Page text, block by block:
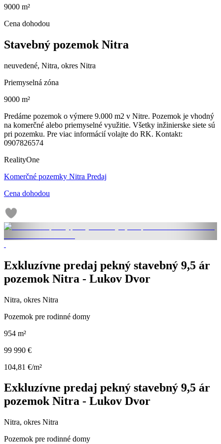
9000 m²
Cena dohodou
Stavebný pozemok Nitra
neuvedené, Nitra, okres Nitra
Priemyselná zóna
9000 m²
Predáme pozemok o výmere 9.000 m2 v Nitre. Pozemok je vhodný
na komerčné alebo priemyselné využitie. Všetky inžinierske siete sú
pri pozemku. Pre viac informácií volajte do RK. Kontakt:
0907826574
RealityOne
Komerčné pozemky Nitra Predaj
Cena dohodou
Exkluzívne predaj pekný stavebný 9,5 ár
pozemok Nitra - Lukov Dvor
Nitra, okres Nitra
Pozemok pre rodinné domy
954 m²
99 990 €
104,81 €/m²
Exkluzívne predaj pekný stavebný 9,5 ár
pozemok Nitra - Lukov Dvor
Nitra, okres Nitra
Pozemok pre rodinné domy